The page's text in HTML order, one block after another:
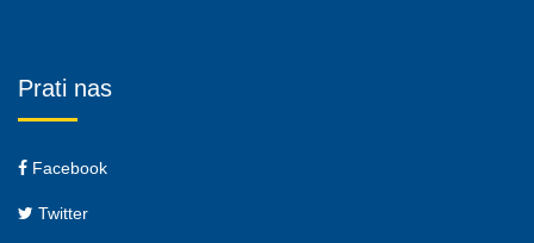
Prati nas
Facebook
Twitter